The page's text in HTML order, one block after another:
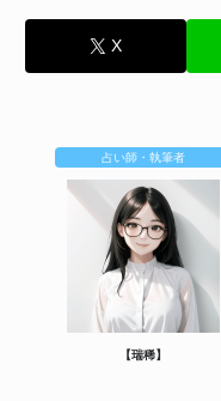
X
占い師・執筆者
【瑞稀】